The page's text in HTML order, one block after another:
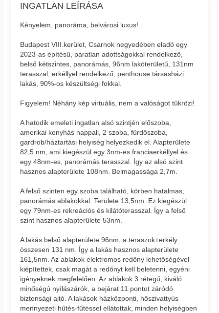
INGATLAN LEÍRÁSA
Kényelem, panoráma, belvárosi luxus!
Budapest VIII.kerület, Csarnok negyedében eladó egy
2023-as építésű, páratlan adottságokkal rendelkező,
belső kétszintes, panorámás, 96nm lakóterületű, 131nm
terasszal, erkéllyel rendelkező, penthouse társasházi
lakás, 90%-os készültségi fokkal.
Figyelem! Néhány kép virtuális, nem a valóságot tükrözi!
A hatodik emeleti ingatlan alsó szintjén előszoba,
amerikai konyhás nappali, 2 szoba, fürdőszoba,
gardrob/háztartási helyiség helyezkedik el. Alapterülete
82,5 nm, ami kiegészül egy 3nm-es franciaerkéllyel és
egy 48nm-es, panorámás terasszal. Így az alsó szint
hasznos alapterülete 108nm. Belmagassága 2,7m.
A felső szinten egy szoba található, körben hatalmas,
panorámás ablakokkal. Területe 13,5nm. Ez kiegészül
egy 79nm-es rekreációs és kilátóterasszal. Így a felső
szint hasznos alapterülete 53nm.
A lakás belső alapterülete 96nm, a teraszok+erkély
összesen 131 nm. Így a lakás hasznos alapterülete
161,5nm. Az ablakok elektromos redőny lehetőségével
kiépítettek, csak magát a redőnyt kell beletenni, egyéni
igényeknek megfelelően. Az ablakok 3 rétegű, kiváló
minőségú nyílászárók, a bejárat 11 pontot záródó
biztonsági ajtó. A lakások házközponti, hőszivattyús
mennyezeti hűtés-fűtéssel ellátottak, minden helyiségben